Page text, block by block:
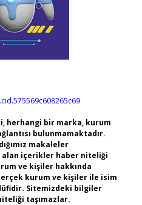
herhangi bir marka, kurum
bulunmamaktadır.
makaleler
alan içerikler haber niteliği
ve kişiler hakkında
kurum ve kişiler ile isim
Sitemizdeki bilgiler
taşımazlar.